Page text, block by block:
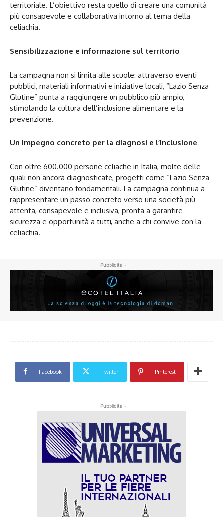
territoriale. L’obiettivo resta quello di creare una comunità
più consapevole e collaborativa intorno al tema della
celiachia.
Sensibilizzazione e informazione sul territorio
La campagna non si limita alle scuole: attraverso eventi
pubblici, materiali informativi e iniziative locali, “Lazio Senza
Glutine” punta a raggiungere un pubblico più ampio,
stimolando la cultura dell’inclusione alimentare e la
prevenzione.
Un impegno concreto per la diagnosi e l’inclusione
Con oltre 600.000 persone celiache in Italia, molte delle
quali non ancora diagnosticate, progetti come “Lazio Senza
Glutine” diventano fondamentali. La campagna continua a
rappresentare un passo concreto verso una società più
attenta, consapevole e inclusiva, pronta a garantire
sicurezza e opportunità a tutti, anche a chi convive con la
celiachia.
- Pubblicità -
Facebook Twitter Pinterest
- Pubblicità -